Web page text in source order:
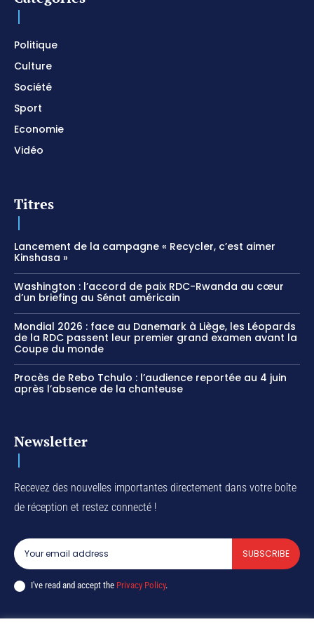
Politique
Culture
Société
Sport
Economie
Vidéo
Titres
Lancement de la campagne « Recycler, c’est aimer
Kinshasa »
Washington : l’accord de paix RDC-Rwanda au cœur
d’un briefing au Sénat américain
Mondial 2026 : face au Danemark à Liège, les Léopards
de la RDC passent leur premier grand examen avant la
Coupe du monde
Procès de Rebo Tchulo : l’audience reportée au 4 juin
après l’absence de la chanteuse
Newsletter
Recevez des nouvelles importantes directement dans votre boîte
de réception et restez connecté !
SUBSCRIBE
I've read and accept the Privacy Policy.